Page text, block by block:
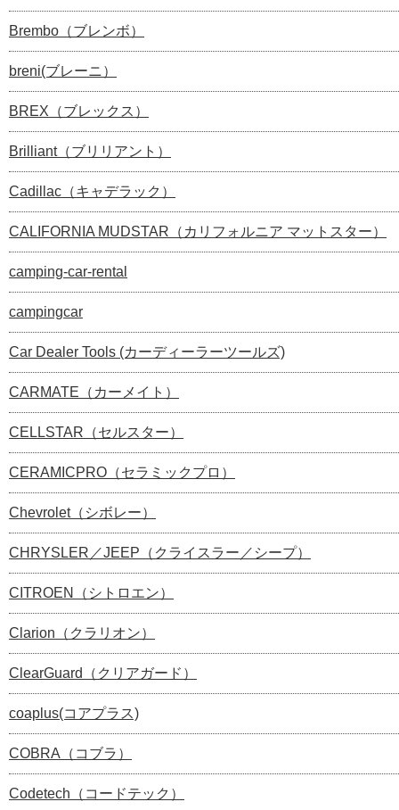
Brembo（ブレンボ）
breni(ブレーニ）
BREX（ブレックス）
Brilliant（ブリリアント）
Cadillac（キャデラック）
CALIFORNIA MUDSTAR（カリフォルニア マットスター）
camping-car-rental
campingcar
Car Dealer Tools (カーディーラーツールズ)
CARMATE（カーメイト）
CELLSTAR（セルスター）
CERAMICPRO（セラミックプロ）
Chevrolet（シボレー）
CHRYSLER／JEEP（クライスラー／シープ）
CITROEN（シトロエン）
Clarion（クラリオン）
ClearGuard（クリアガード）
coaplus(コアプラス)
COBRA（コブラ）
Codetech（コードテック）